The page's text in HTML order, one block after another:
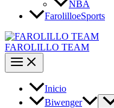
NBA
FarolilloeSports
FAROLILLO TEAM
Inicio
Biwenger